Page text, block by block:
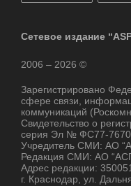
Сетевое издание
2006 – 2026 ©
Зарегистрировано
сфере связи,
коммуникаций
Свидетельство о
серия Эл № ФС77-
Учредитель СМИ: АО
Редакция СМИ: АО
Адрес редакции:
г. Краснодар, ул.